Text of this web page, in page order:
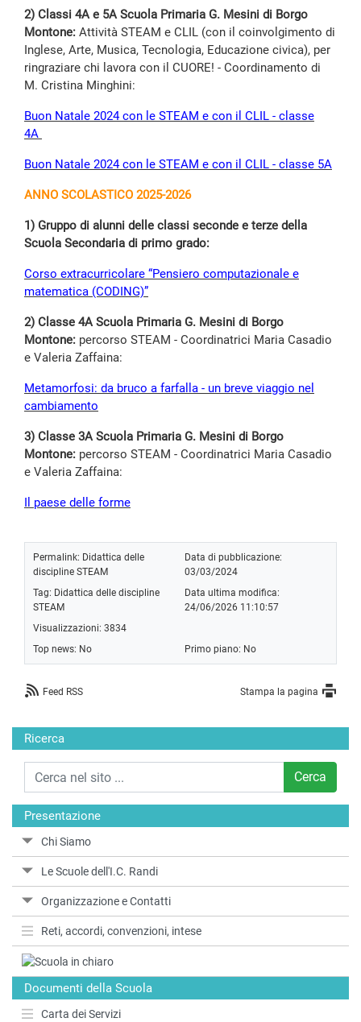
Ricerca
Cerca
Presentazione
Chi Siamo
Le Scuole dell'I.C. Randi
Organizzazione e Contatti
Reti, accordi, convenzioni, intese
Documenti della Scuola
Carta dei Servizi
2) Classi 4A e 5A Scuola Primaria G. Mesini di Borgo
Montone: Attività STEAM e CLIL (con il coinvolgimento di
Inglese, Arte, Musica, Tecnologia, Educazione civica), per
ringraziare chi lavora con il CUORE! - Coordinamento di
M. Cristina Minghini:
Buon Natale 2024 con le STEAM e con il CLIL - classe
4A
Buon Natale 2024 con le STEAM e con il CLIL - classe 5A
ANNO SCOLASTICO 2025-2026
1) Gruppo di alunni delle classi seconde e terze della
Scuola Secondaria di primo grado:
Corso extracurricolare “Pensiero computazionale e
matematica (CODING)”
2) Classe 4A Scuola Primaria G. Mesini di Borgo
Montone: percorso STEAM - Coordinatrici Maria Casadio
e Valeria Zaffaina:
Metamorfosi: da bruco a farfalla - un breve viaggio nel
cambiamento
3) Classe 3A Scuola Primaria G. Mesini di Borgo
Montone: percorso STEAM - Coordinatrici Maria Casadio
e Valeria Zaffaina:
Il paese delle forme
Permalink: Didattica delle
discipline STEAM
Data di pubblicazione:
03/03/2024
Tag: Didattica delle discipline
STEAM
Data ultima modifica:
24/06/2026 11:10:57
Visualizzazioni: 3834
Top news: No
Primo piano: No
Feed RSS Stampa la pagina